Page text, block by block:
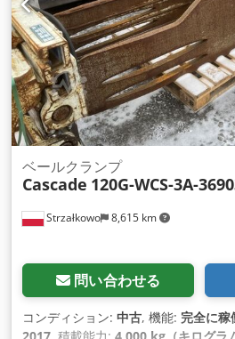
Strzałkowo 8,615 km
ベールクランプ
Cascade 120G-WCS-3A-
問い合わせる
コンディション: 中古, 機能: 完全に稼